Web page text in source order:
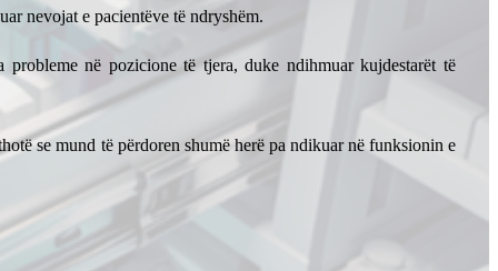
nevojat e pacientëve të ndryshëm.
në pozicione të tjera, duke ndihmuar kujdestarët të
se mund të përdoren shumë herë pa ndikuar në funksionin e